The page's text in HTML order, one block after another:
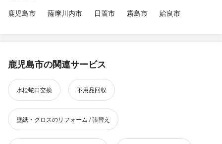
鹿児島市
薩摩川内市 日置市 霧島市 姶良市
鹿児島市の関連サービス
水栓蛇口交換 不用品回収
壁紙・クロスのリフォーム / 張替え